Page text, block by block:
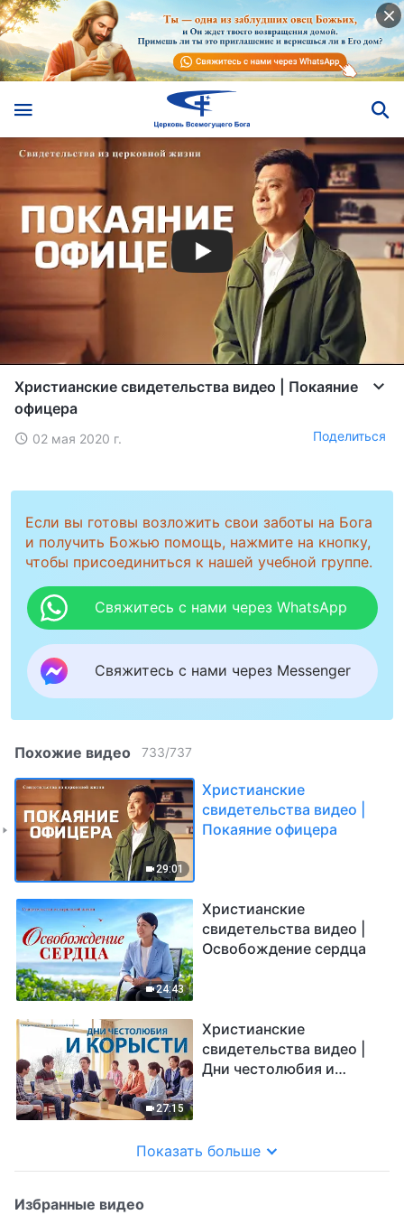
Христианские свидетельства видео | Покаяние
офицера
02 мая 2020 г. Поделиться
Если вы готовы возложить свои заботы на Бога
и получить Божью помощь, нажмите на кнопку,
чтобы присоединиться к нашей учебной группе.
Свяжитесь с нами через WhatsApp
Свяжитесь с нами через Messenger
Похожие видео 733/737
29:01
Христианские
свидетельства видео |
Покаяние офицера
24:43
Христианские
свидетельства видео |
Освобождение сердца
27:15
Христианские
свидетельства видео |
Дни честолюбия и
Показать больше
Избранные видео